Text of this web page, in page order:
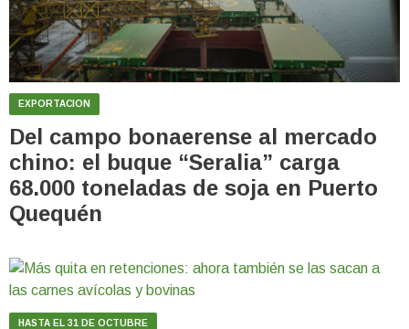
EXPORTACION
Del campo bonaerense al mercado
chino: el buque “Seralia” carga
68.000 toneladas de soja en Puerto
Quequén
HASTA EL 31 DE OCTUBRE